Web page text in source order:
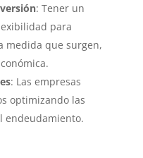
: Tener un
para
medida que surgen,
: Las empresas
optimizando las
endeudamiento.